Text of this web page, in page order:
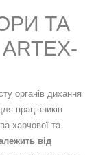
ТА
органів дихання
працівників
харчової та
від